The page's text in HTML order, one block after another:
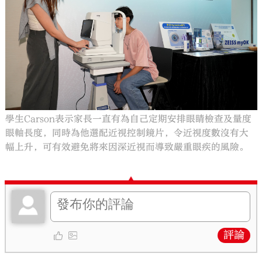
學生Carson表示家長一直有為自己定期安排眼睛檢查及量度
眼軸長度，同時為他選配近視控制鏡片，令近視度數沒有大
幅上升，可有效避免將來因深近視而導致嚴重眼疾的風險。
評論